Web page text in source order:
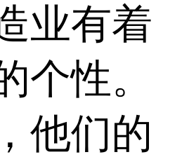
业有着
个性。
他们的